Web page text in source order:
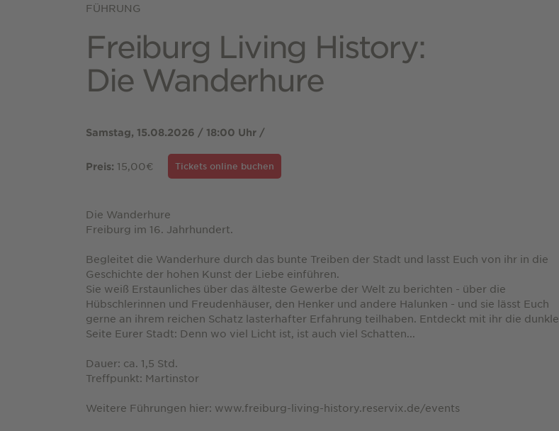
FÜHRUNG
Freiburg Living History:
Die Wanderhure
Samstag, 15.08.2026 / 18:00 Uhr /
Preis: 15,00€ Tickets online buchen
Die Wanderhure
Freiburg im 16. Jahrhundert.
Begleitet die Wanderhure durch das bunte Treiben der Stadt und lasst Euch von ihr in die
Geschichte der hohen Kunst der Liebe einführen.
Sie weiß Erstaunliches über das älteste Gewerbe der Welt zu berichten - über die
Hübschlerinnen und Freudenhäuser, den Henker und andere Halunken - und sie lässt Euch
gerne an ihrem reichen Schatz lasterhafter Erfahrung teilhaben. Entdeckt mit ihr die dunkle
Seite Eurer Stadt: Denn wo viel Licht ist, ist auch viel Schatten...
Dauer: ca. 1,5 Std.
Treffpunkt: Martinstor
Weitere Führungen hier: www.freiburg-living-history.reservix.de/events